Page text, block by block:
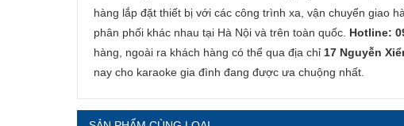
hàng lắp đặt thiết bị với các công trình xa, vận chuyển giao
phân phối khác nhau tại Hà Nội và trên toàn quốc. Hotline:
hàng, ngoài ra khách hàng có thể qua địa chỉ 17 Nguyễn
nay cho karaoke gia đình đang được ưa chuộng nhất.